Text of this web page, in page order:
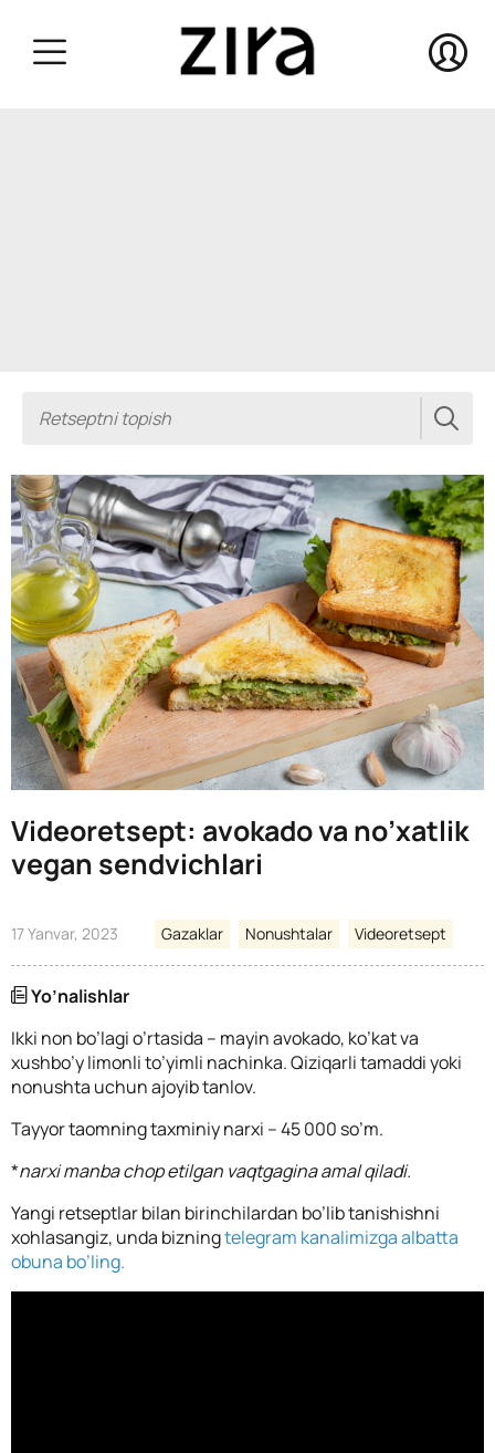
Videoretsept: avokado va no’xatlik
vegan sendvichlari
17 Yanvar, 2023 Gazaklar Nonushtalar Videoretsept
Yo’nalishlar
Ikki non bo’lagi o’rtasida – mayin avokado, ko’kat va
xushbo’y limonli to’yimli nachinka. Qiziqarli tamaddi yoki
nonushta uchun ajoyib tanlov.
Tayyor taomning taxminiy narxi – 45 000 so’m.
*narxi manba chop etilgan vaqtgagina amal qiladi.
Yangi retseptlar bilan birinchilardan bo’lib tanishishni
xohlasangiz, unda bizningtelegram kanalimizga albatta
obuna bo’ling.